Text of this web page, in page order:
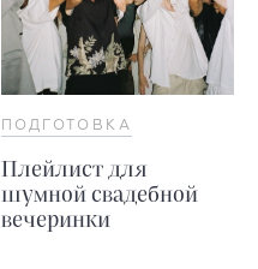
ПОДГОТОВКА
Плейлист для
шумной свадебной
вечеринки